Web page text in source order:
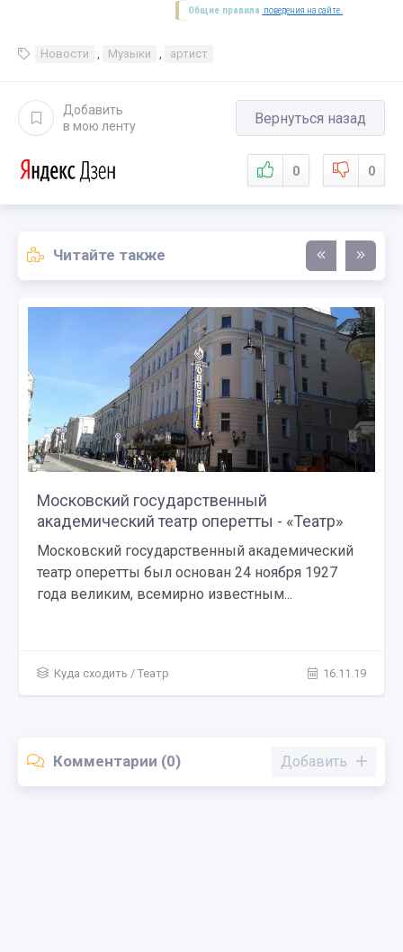
Общие правила поведения на сайте.
Новости Музыки артист
Добавить
в мою ленту
Вернуться назад
0 0
Читайте также
Московский государственный
академический театр оперетты - «Театр»
Московский государственный академический
театр оперетты был основан 24 ноября 1927
года великим, всемирно известным...
Куда сходить / Театр 16.11.19
Комментарии (0) Добавить